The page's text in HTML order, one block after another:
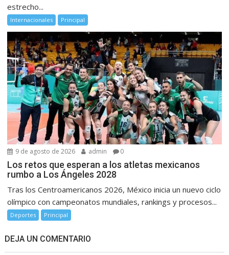
estrecho...
Internacionales Principal
9 de agosto de 2026 admin 0
Los retos que esperan a los atletas mexicanos
rumbo a Los Ángeles 2028
Tras los Centroamericanos 2026, México inicia un nuevo ciclo
olímpico con campeonatos mundiales, rankings y procesos...
Deportes Principal
DEJA UN COMENTARIO